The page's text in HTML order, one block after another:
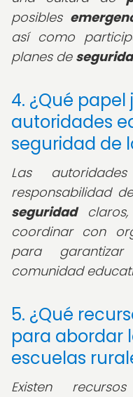
posibles
así como
planes de
4. ¿Qué
autoridades
seguridad de
Las
responsabilidad
seguridadclaros,
coordinar con
para
comunidad
5. ¿Qué
para abordar
escuelas
Existen